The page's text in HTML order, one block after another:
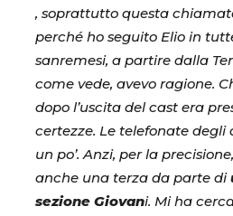
, soprattutto questa
perché ho seguito Elio in
sanremesi, a partire dalla
come vede, avevo ragione.
dopo l’uscita del cast era
certezze. Le telefonate
un po’. Anzi, per la
anche una terza da parte di
sezione Giovani. Mi ha